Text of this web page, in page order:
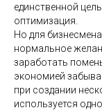
единственной
оптимизация.
Но для
нормальное
заработать
экономией
при создании
используется